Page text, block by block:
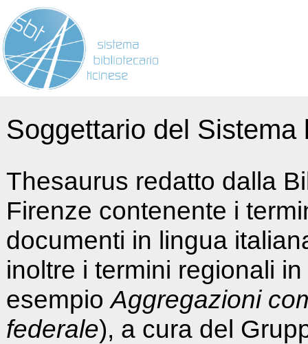
Soggettario del
Thesaurus redatto dalla
Firenze contenente i
documenti in lingua
inoltre i termini regionali
esempioAggregazioni
federale), a cura del